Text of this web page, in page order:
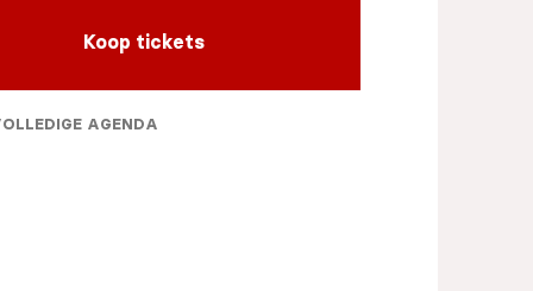
Koop tickets
AGENDA